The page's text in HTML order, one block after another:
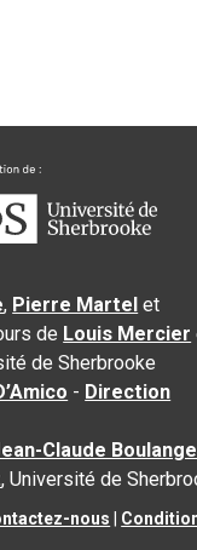
, Pierre Martel et
de Louis Mercier
de Sherbrooke
- Direction
Claude
, Université de
nous